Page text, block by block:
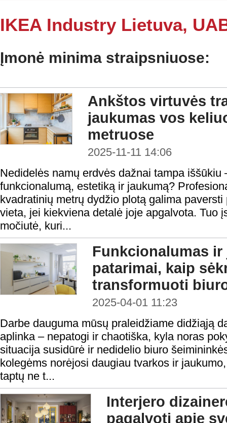
IKEA Industry Lietuva,
Įmonė minima straipsniuose:
Ankštos virtuvės
jaukumas vos
metruose
2025-11-11 14:06
Nedidelės namų erdvės dažnai tampa iššūkiu
funkcionalumą, estetiką ir jaukumą?
kvadratinių metrų dydžio plotą galima
vieta, jei kiekviena detalė joje apgalvota. Tuo
močiutė, kuri...
Funkcionalumas
patarimai, kaip
transformuoti
2025-04-01 11:23
Darbe dauguma mūsų praleidžiame didžiąją
aplinka – nepatogi ir chaotiška, kyla noras
situacija susidūrė ir nedidelio biuro
kolegėms norėjosi daugiau tvarkos ir
taptų ne t...
Interjero
pagalvoti apie